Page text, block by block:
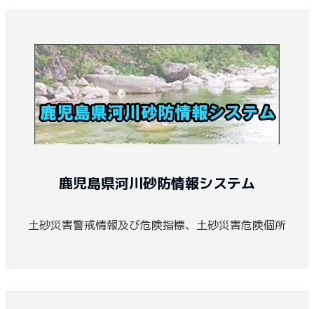
鹿児島県河川砂防情報システム
土砂災害警戒情報及び危険指標、土砂災害危険個所